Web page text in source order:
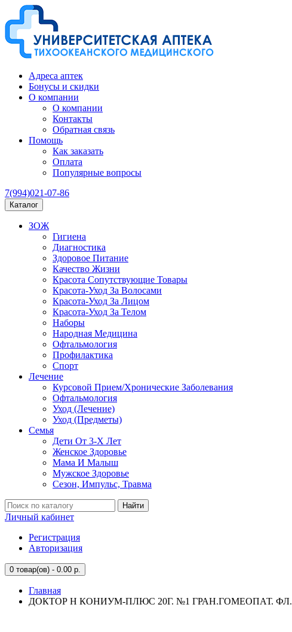
Адреса аптек
Бонусы и скидки
О компании
О компании
Контакты
Обратная связь
Помощь
Как заказать
Оплата
Популярные вопросы
7(994)021-07-86
Каталог
ЗОЖ
Гигиена
Диагностика
Здоровое Питание
Качество Жизни
Красота Сопутствующие Товары
Красота-Уход За Волосами
Красота-Уход За Лицом
Красота-Уход За Телом
Наборы
Народная Медицина
Офтальмология
Профилактика
Спорт
Лечение
Курсовой Прием/Хронические Заболевания
Офтальмология
Уход (Лечение)
Уход (Предметы)
Семья
Дети От 3-Х Лет
Женское Здоровье
Мама И Малыш
Мужское Здоровье
Сезон, Импульс, Травма
Найти
Личный кабинет
Регистрация
Авторизация
0 товар(ов) - 0.00 р.
Главная
ДОКТОР Н КОНИУМ-ПЛЮС 20Г. №1 ГРАН.ГОМЕОПАТ. ФЛ.